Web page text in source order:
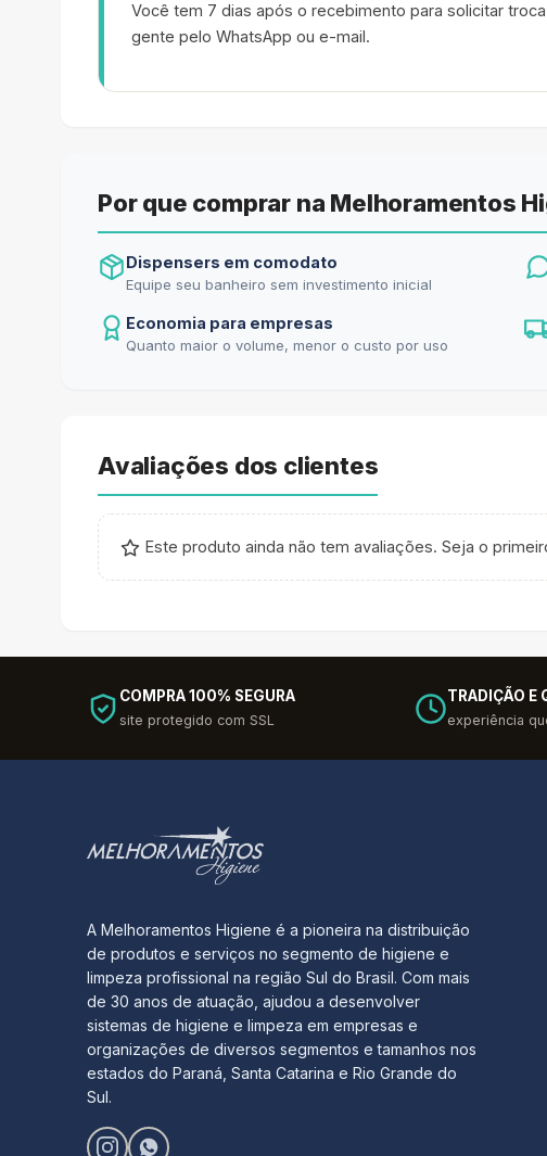
Você tem 7 dias após o recebimento para solicitar
gente pelo WhatsApp ou e-mail.
Por que comprar na Melhoramentos
Dispensers em comodato
Equipe seu banheiro sem investimento inicial
Economia para empresas
Quanto maior o volume, menor o custo por uso
Avaliações dos clientes
Este produto ainda não tem avaliações. Seja o
COMPRA 100% SEGURA
site protegido com SSL
TRADIÇÃO E
experiência
A Melhoramentos Higiene é a pioneira na distribuição
de produtos e serviços no segmento de higiene e
limpeza profissional na região Sul do Brasil. Com mais
de 30 anos de atuação, ajudou a desenvolver
sistemas de higiene e limpeza em empresas e
organizações de diversos segmentos e tamanhos nos
estados do Paraná, Santa Catarina e Rio Grande do
Sul.